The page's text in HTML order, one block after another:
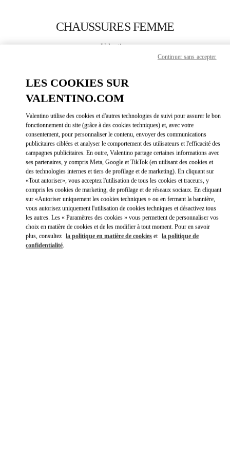
CHAUSSURES FEMME
Valentino
APPELLE MAINTENANT
PLUS DE DÉTAILS
OBTENIR DES DIRECTIONSLINK
Link Opens in New Tab
LES COOKIES SUR
VALENTINO.COM
Valentino utilise des cookies et d'autres technologies de suivi pour assurer le bon
fonctionnement du site (grâce à des cookies techniques) et, avec votre
consentement, pour personnaliser le contenu, envoyer des communications
publicitaires ciblées et analyser le comportement des utilisateurs et l'efficacité des
campagnes publicitaires. En outre, Valentino partage certaines informations avec
ses partenaires, y compris Meta, Google et TikTok (en utilisant des cookies et
des technologies internes et tiers de profilage et de marketing). En cliquant sur
«Tout autoriser», vous acceptez l'utilisation de tous les cookies et traceurs, y
compris les cookies de marketing, de profilage et de réseaux sociaux. En cliquant
sur «Autoriser uniquement les cookies techniques » ou en fermant la bannière,
vous autorisez uniquement l'utilisation de cookies techniques et désactivez tous
les autres. Les « Paramètres des cookies » vous permettent de personnaliser vos
choix en matière de cookies et de les modifier à tout moment. Pour en savoir
plus, consultez la politique en matière de cookies et la politique de
confidentialité.
Continuer sans accepter